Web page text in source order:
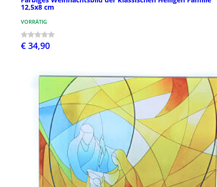
12,5x8 cm
VORRÄTIG
€ 34,90